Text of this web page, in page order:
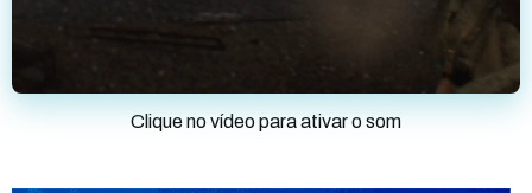
Clique no vídeo para ativar o som